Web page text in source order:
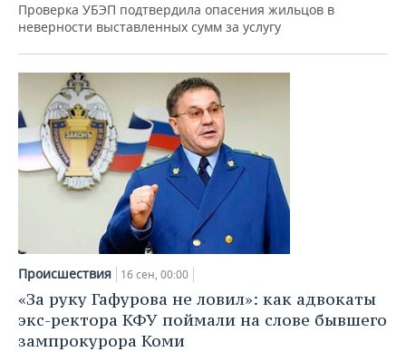
Проверка УБЭП подтвердила опасения жильцов в
неверности выставленных сумм за услугу
Происшествия 16 сен, 00:00
«За руку Гафурова не ловил»: как адвокаты
экс-ректора КФУ поймали на слове бывшего
зампрокурора Коми